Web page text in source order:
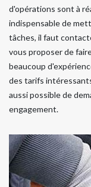
d'opérations sont à
indispensable de
tâches, il faut
vous proposer de
beaucoup
des tarifs
aussi possible de
engagement.